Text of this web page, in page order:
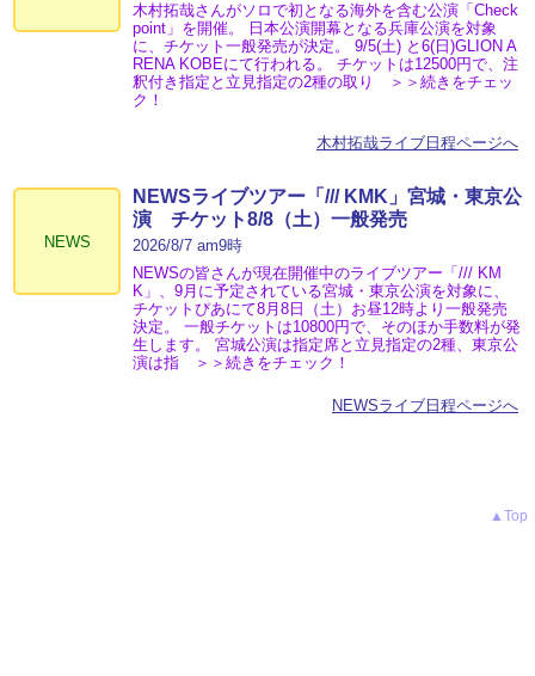
木村拓哉さんがソロで初となる海外を含む公演「Check
point」を開催。 日本公演開幕となる兵庫公演を対象
に、チケット一般発売が決定。 9/5(土) と6(日)GLION A
RENA KOBEにて行われる。 チケットは12500円で、注
釈付き指定と立見指定の2種の取り ＞＞続きをチェッ
ク！
木村拓哉ライブ日程ページへ
NEWS
NEWSライブツアー「/// KMK」宮城・東京公
演 チケット8/8（土）一般発売
2026/8/7 am9時
NEWSの皆さんが現在開催中のライブツアー「/// KM
K」、9月に予定されている宮城・東京公演を対象に、
チケットぴあにて8月8日（土）お昼12時より一般発売
決定。 一般チケットは10800円で、そのほか手数料が発
生します。 宮城公演は指定席と立見指定の2種、東京公
演は指 ＞＞続きをチェック！
NEWSライブ日程ページへ
▲Top